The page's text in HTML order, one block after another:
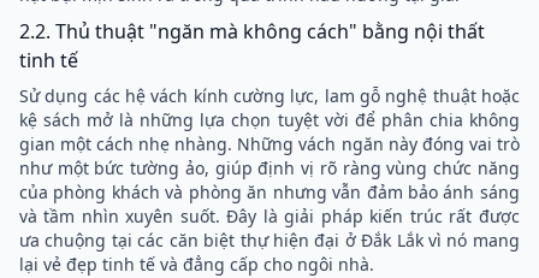
2.2. Thủ thuật "ngăn mà không cách" bằng nội thất
tinh tế
Sử dụng các hệ vách kính cường lực, lam gỗ nghệ thuật hoặc
kệ sách mở là những lựa chọn tuyệt vời để phân chia không
gian một cách nhẹ nhàng. Những vách ngăn này đóng vai trò
như một bức tường ảo, giúp định vị rõ ràng vùng chức năng
của phòng khách và phòng ăn nhưng vẫn đảm bảo ánh sáng
và tầm nhìn xuyên suốt. Đây là giải pháp kiến trúc rất được
ưa chuộng tại các căn biệt thự hiện đại ở Đắk Lắk vì nó mang
lại vẻ đẹp tinh tế và đẳng cấp cho ngôi nhà.